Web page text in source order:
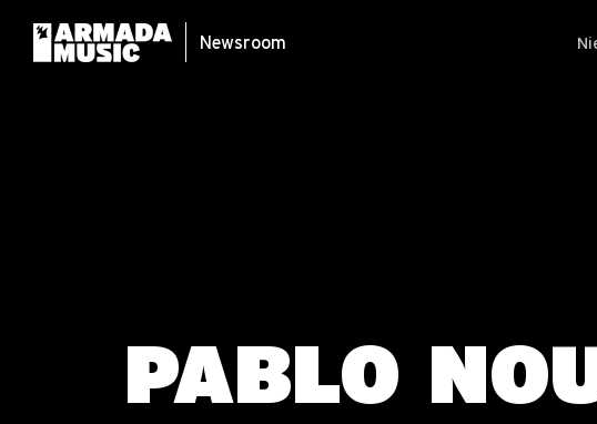
Newsroom
PABLO